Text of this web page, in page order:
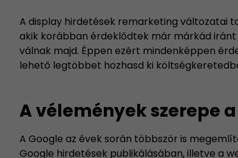
A display hirdetések remarketing változatai
akik korábban érdeklődtek már márkád
válnak majd. Éppen ezért mindenképpen
lehető legtöbbet hozhasd ki
A vélemények szerepe
A Google az évek során többször is
Google hirdetések publikálásában, illetve a